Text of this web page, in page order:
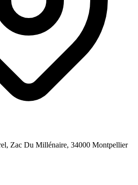
Zac Du Millénaire, 34000 Montpellier